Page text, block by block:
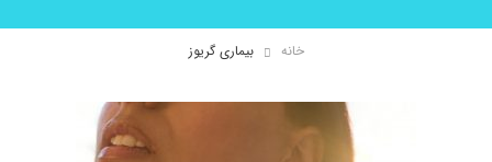
خانه بیماری گریوز